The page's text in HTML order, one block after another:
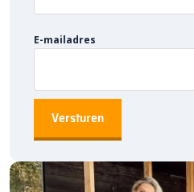
Bestratingsmarkt.com.
E-mailadres